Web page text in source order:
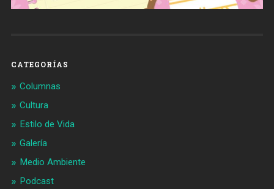
CATEGORÍAS
Columnas
Cultura
Estilo de Vida
Galería
Medio Ambiente
Podcast